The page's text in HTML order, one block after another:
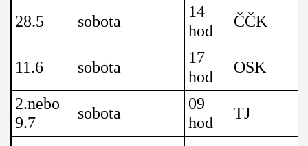
28.5 sobota
14
hod
ČČK
11.6 sobota
17
hod
OSK
2.nebo
9.7
sobota
09
hod
TJ